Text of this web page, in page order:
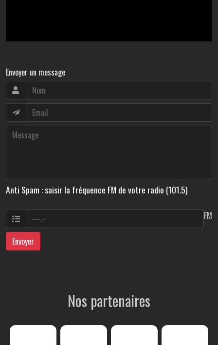
Envoyer un message
Anti Spam : saisir la fréquence FM de votre radio (101.5)
FM
Envoyer
Nos partenaires